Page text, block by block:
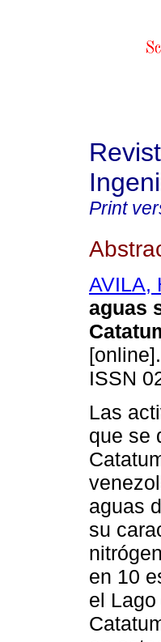
Print
AVILA,
aguas
ISSN
Las
que se
aguas
su
en 10
el